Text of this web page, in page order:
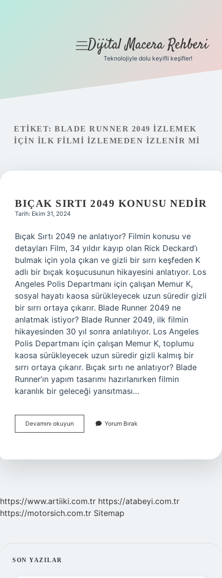
Gizlilik Politikası
Hakkımızda
menüyü
Dijital Macera Rehberi
Teknolojiyle dolu keyifli keşifler!
ETIKET: BLADE RUNNER 2049 IZLEMEK
IÇIN ILK FILMI IZLEMEDEN IZLENIR MI
BIÇAK SIRTI 2049 KONUSU NEDIR
Tarih: Ekim 31, 2024
Bıçak Sırtı 2049 ne anlatıyor? Filmin konusu ve
detayları Film, 34 yıldır kayıp olan Rick Deckard’ı
bulmak için yola çıkan ve gizli bir sırrı keşfeden K
adlı bir bıçak koşucusunun hikayesini anlatıyor. Los
Angeles Polis Departmanı için çalışan Memur K,
sosyal hayatı kaosa sürükleyecek uzun süredir gizli
bir sırrı ortaya çıkarır. Blade Runner 2049 ne
anlatmak istiyor? Blade Runner 2049, ilk filmin
hikayesinden 30 yıl sonra anlatılıyor. Los Angeles
Polis Departmanı için çalışan Memur K, toplumu
kaosa sürükleyecek uzun süredir gizli kalmış bir
sırrı ortaya çıkarır. Bıçak sırtı ne anlatıyor? Blade
Runner’ın yapım tasarımı hazırlanırken filmin
karanlık bir geleceği yansıtması…
Devamını okuyun
Sırtı
Nedir
Yorum Bırak
https://www.artiiki.com.tr https://atabeyi.com.tr
https://motorsich.com.tr Sitemap
SIDEBAR
SON YAZILAR